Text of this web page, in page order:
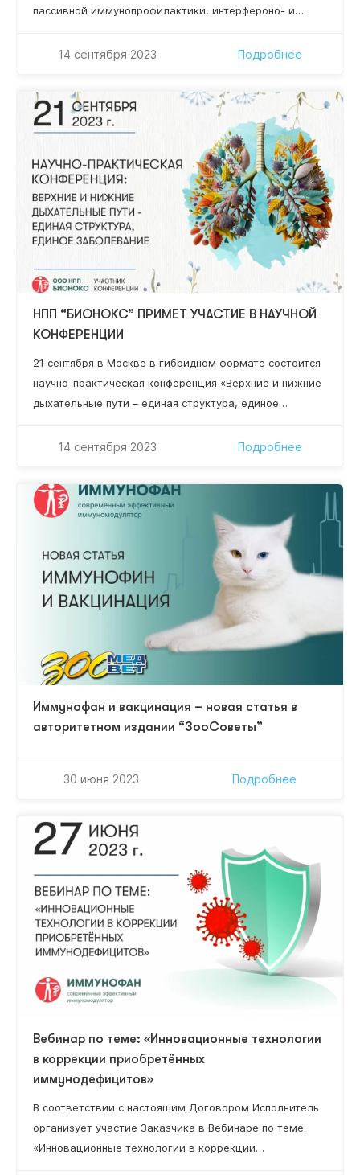
пассивной иммунопрофилактики, интерфероно- и
респираторными инфекциями, детей и взрослых»
Вадимовна – д.м.н., профессор, профессор кафедры
клинической иммунологии, аллергологии и
адаптологии ФНМО МИ, ФГАОУ ВО «Российский
университет дружбы народов» Минобрнауки РФ,
профессор кафедры иммунопатологии и
иммунодиагностики…
14 сентября 2023 Подробнее
НПП “БИОНОКС” ПРИМЕТ УЧАСТИЕ В НАУЧНОЙ
КОНФЕРЕНЦИИ
21 сентября в Москве в гибридном формате состоится
научно-практическая конференция «Верхние и нижние
дыхательные пути – единая структура, единое
подходы к диагностике, лечению и профилактике
основе взаимодействия врачей различных
специальностей. Благодаря гибридному формату, в
конференции примут участие спикеры из нескольких
городов России. Мероприятие пройдет…
14 сентября 2023 Подробнее
Иммунофан и вакцинация – новая статья в
авторитетном издании “ЗооСоветы”
30 июня 2023 Подробнее
Вебинар по теме: «Инновационные технологии
в коррекции приобретённых
иммунодефицитов»
В соответствии с настоящим Договором Исполнитель
организует участие Заказчика в Вебинаре по теме:
«Инновационные технологии в коррекции